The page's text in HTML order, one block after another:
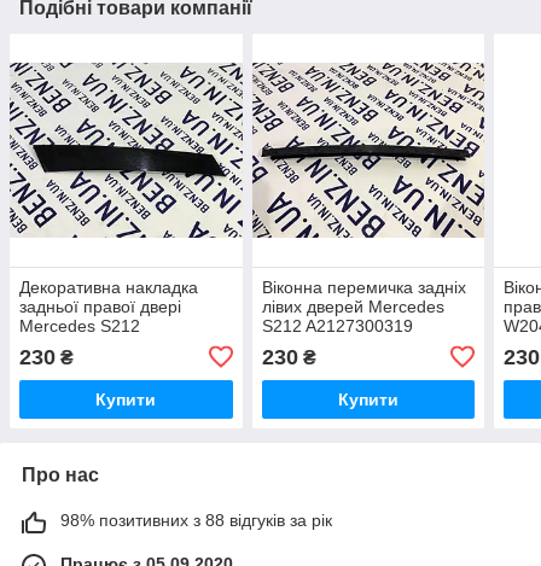
Подібні товари компанії
Декоративна накладка
задньої правої двері
Mercedes S212
230 ₴
Купити
Віконна перемичка задніх
лівих дверей Mercedes
S212 A2127300319
230₴
Купити
230
Про нас
98% позитивних з 88 відгуків за рік